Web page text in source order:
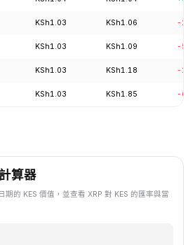
KSh1.03 KSh1.06 -
KSh1.03 KSh1.09 -
KSh1.03 KSh1.18 -
KSh1.03 KSh1.85 -
算器
期的 KES 價值，並查看 XRP 對 KES 的匯率與當